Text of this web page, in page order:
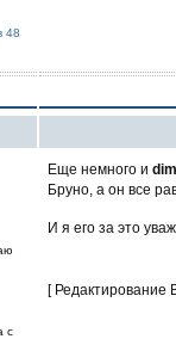
48
с
Еще немного и
Бруно, а он все
И я его за это
[ Редактирование